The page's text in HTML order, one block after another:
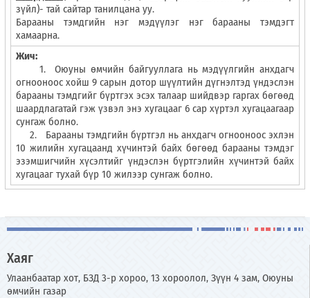
зүйл)- тай сайтар танилцана уу.
Барааны тэмдгийн нэг мэдүүлэг нэг барааны тэмдэгт
хамаарна.
Жич:
1. Оюуны өмчийн байгууллага нь мэдүүлгийн анхдагч
огнооноос хойш 9 сарын дотор шүүлтийн дүгнэлтэд үндэслэн
барааны тэмдгийг бүртгэх эсэх талаар шийдвэр гаргах бөгөөд
шаардлагатай гэж үзвэл энэ хугацааг 6 сар хүртэл хугацаагаар
сунгаж болно.
2. Барааны тэмдгийн бүртгэл нь анхдагч огнооноос эхлэн
10 жилийн хугацаанд хүчинтэй байх бөгөөд барааны тэмдэг
эзэмшигчийн хүсэлтийг үндэслэн бүртгэлийн хүчинтэй байх
хугацааг тухай бүр 10 жилээр сунгаж болно.
Хаяг
Улаанбаатар хот, БЗД 3-р хороо, 13 хороолол, Зүүн 4 зам, Оюуны
өмчийн газар